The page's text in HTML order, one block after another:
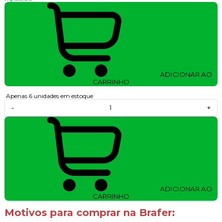
ADICIONAR AO
CARRINHO
Apenas 6 unidades em estoque
- +
CARRINHO
Motivos para comprar na Brafer: